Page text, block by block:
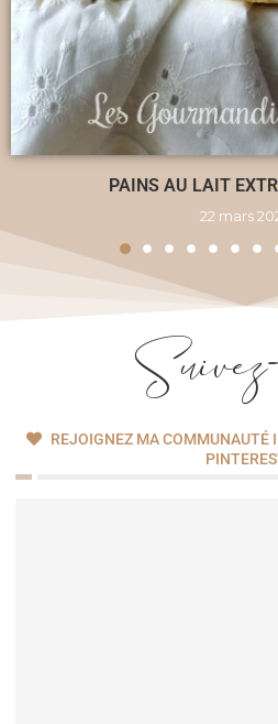
PAINS AU LAIT
22 mars
REJOIGNEZ MA COMMUNAUTÉ